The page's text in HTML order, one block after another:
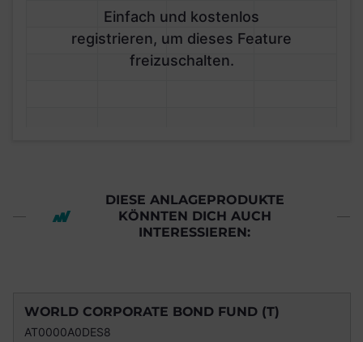
Einfach und kostenlos
registrieren, um dieses Feature
freizuschalten.
DIESE ANLAGEPRODUKTE
KÖNNTEN DICH AUCH
INTERESSIEREN:
WORLD CORPORATE BOND FUND (T)
AT0000A0DES8